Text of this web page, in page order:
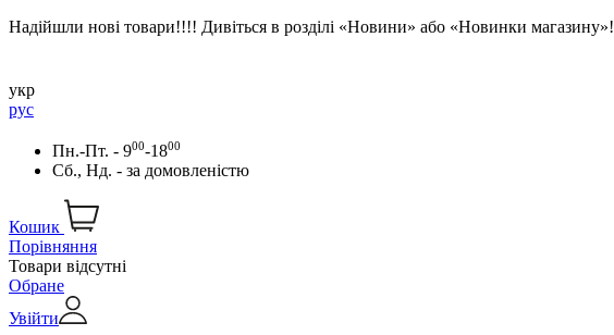
Надійшли нові товари!!!! Дивіться в розділі «Новини» або «Новинки магазину»!
укр
рус
Пн.-Пт. - 900-1800
Сб., Нд. - за домовленістю
Кошик
Порівняння
Товари відсутні
Обране
Увійти